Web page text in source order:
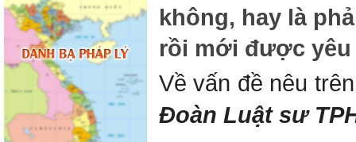
không, hay là
rồi mới được yêu
Về vấn đề nêu
Đoàn Luật sư